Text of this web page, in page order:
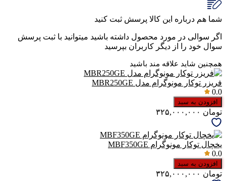
شما هم درباره این کالا پرسش ثبت کنید
اگر سوالی در مورد محصول داشته باشید میتوانید با ثبت پرسش
سوال خود را از دیگر کاربران بپرسید
همچنین شاید علاقه مند باشید
فریزر توکار مونوگرام مدل MBR250GE
0.0
افزودن به سبد
تومان
یخچال توکار مونوگرام MBF350GE
0.0
افزودن به سبد
تومان